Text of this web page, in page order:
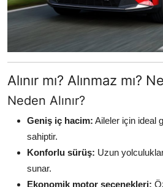
Alınır mı? Alınmaz mı?
Neden Alınır?
Geniş iç hacim: Aileler için ideal
sahiptir.
Konforlu sürüş: Uzun
sunar.
Ekonomik motor seçenekleri: